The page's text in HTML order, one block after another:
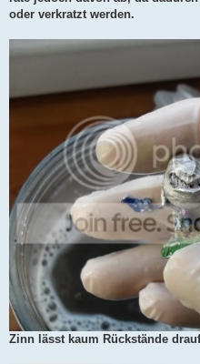
oder verkratzt werden.
Zinn lässt kaum Rückstände